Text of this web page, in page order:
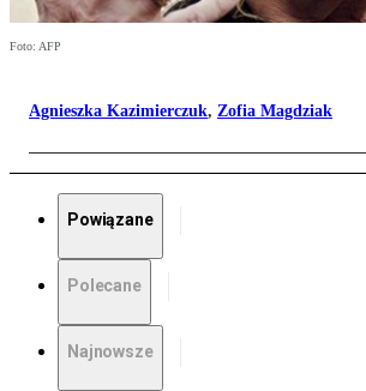
Foto: AFP
Agnieszka Kazimierczuk, Zofia Magdziak
Powiązane
Polecane
Najnowsze